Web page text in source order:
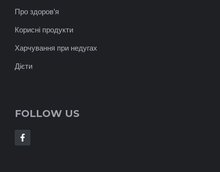
Про здоров'я
Корисні продукти
Харчування при недугах
Дієти
FOLLOW US